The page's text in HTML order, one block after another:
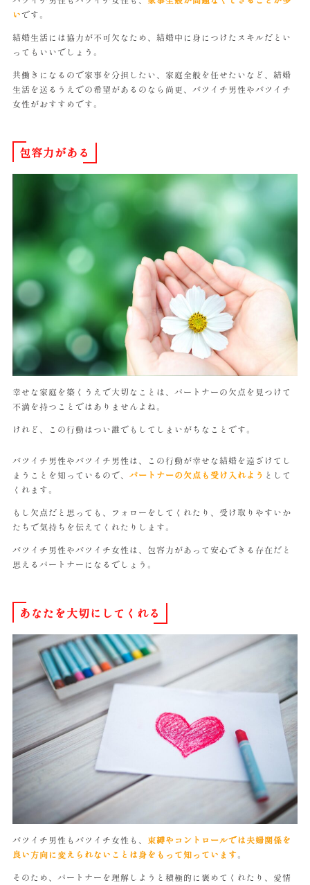
いです。
結婚生活には協力が不可欠なため、結婚中に身につけたスキルだとい
ってもいいでしょう。
共働きになるので家事を分担したい、家庭全般を任せたいなど、結婚
生活を送るうえでの希望があるのなら尚更、バツイチ男性やバツイチ
女性がおすすめです。
包容力がある
幸せな家庭を築くうえで大切なことは、パートナーの欠点を見つけて
不満を持つことではありませんよね。
けれど、この行動はつい誰でもしてしまいがちなことです。
バツイチ男性やバツイチ男性は、この行動が幸せな結婚を遠ざけてし
まうことを知っているので、 パートナーの欠点も受け入れよう として
くれます。
もし欠点だと思っても、フォローをしてくれたり、受け取りやすいか
たちで気持ちを伝えてくれたりします。
バツイチ男性やバツイチ女性は、包容力があって安心できる存在だと
思えるパートナーになるでしょう。
あなたを大切にしてくれる
バツイチ男性もバツイチ女性も、 束縛やコントロールでは夫婦関係を
良い方向に変えられないことは身をもって知っています。
そのため、パートナーを理解しようと積極的に褒めてくれたり、愛情